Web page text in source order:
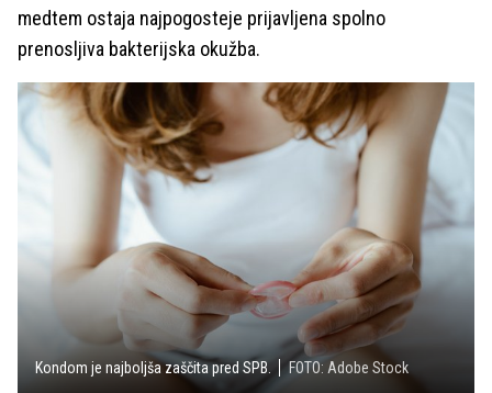
medtem ostaja najpogosteje prijavljena spolno
prenosljiva bakterijska okužba.
Kondom je najboljša zaščita pred SPB. FOTO: Adobe Stock